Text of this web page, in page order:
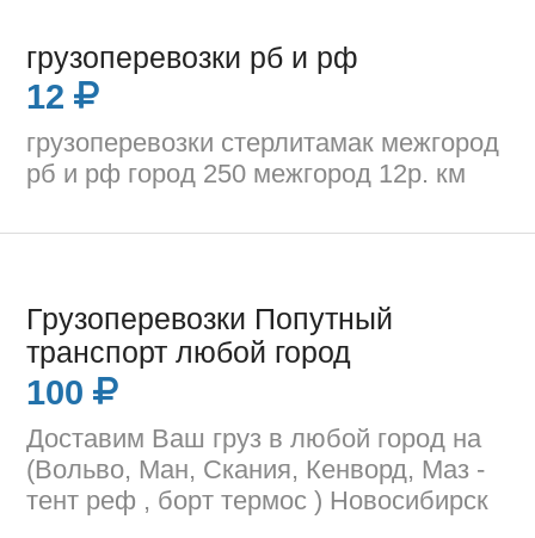
грузоперевозки рб и рф
12
грузоперевозки стерлитамак межгород
рб и рф город 250 межгород 12р. км
Грузоперевозки Попутный
транспорт любой город
100
Доставим Ваш груз в любой город на
(Вольво, Ман, Скания, Кенворд, Маз -
тент реф , борт термос ) Новосибирск